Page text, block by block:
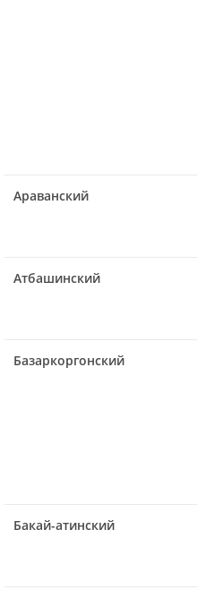
Араванский
Атбашинский
Базаркоргонский
Бакай-aтинский